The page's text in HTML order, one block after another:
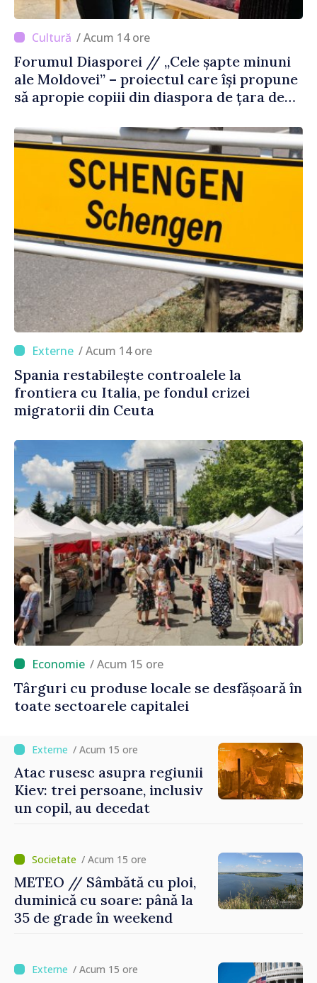
/ Acum 14 ore
Forumul Diasporei // „Cele șapte minuni
ale Moldovei” – proiectul care își propune
să apropie copiii din diaspora de țara de
/ Acum 14 ore
Spania restabilește controalele la
frontiera cu Italia, pe fondul crizei
migratorii din Ceuta
/ Acum 15 ore
Târguri cu produse locale se desfășoară în
toate sectoarele capitalei
/ Acum 15 ore
Atac rusesc asupra regiunii
Kiev: trei persoane, inclusiv
un copil, au decedat
/ Acum 15 ore
METEO // Sâmbătă cu ploi,
duminică cu soare: până la
35 de grade în weekend
/ Acum 15 ore